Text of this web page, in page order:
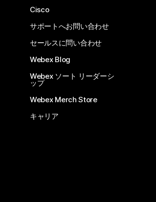
Cisco
サポートへお問い合わせ
セールスに問い合わせ
Webex Blog
Webex ソート リーダーシ
ップ
Webex Merch Store
キャリア